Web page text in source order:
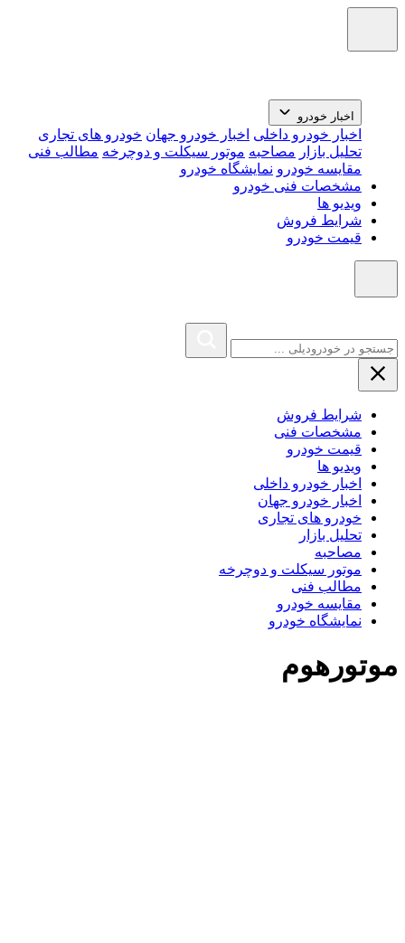
اخبار خودرو
اخبار خودرو داخلی اخبار خودرو جهان خودرو های تجاری
تحلیل بازار مصاحبه موتور سیکلت و دوچرخه مطالب فنی
مقایسه خودرو نمایشگاه خودرو
مشخصات فنی خودرو
ویدیو ها
شرایط فروش
قیمت خودرو
شرایط فروش
مشخصات فنی
قیمت خودرو
ویدیو ها
اخبار خودرو داخلی
اخبار خودرو جهان
خودرو های تجاری
تحلیل بازار
مصاحبه
موتور سیکلت و دوچرخه
مطالب فنی
مقایسه خودرو
نمایشگاه خودرو